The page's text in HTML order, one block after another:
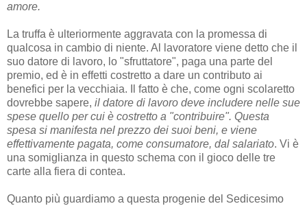
amore.
La truffa è ulteriormente aggravata con la promessa di
qualcosa in cambio di niente. Al lavoratore viene detto che il
suo datore di lavoro, lo "sfruttatore", paga una parte del
premio, ed è in effetti costretto a dare un contributo ai
benefici per la vecchiaia. Il fatto è che, come ogni scolaretto
dovrebbe sapere, il datore di lavoro deve includere nelle sue
spese quello per cui è costretto a "contribuire". Questa
spesa si manifesta nel prezzo dei suoi beni, e viene
effettivamente pagata, come consumatore, dal salariato. Vi è
una somiglianza in questo schema con il gioco delle tre
carte alla fiera di contea.
Quanto più guardiamo a questa progenie del Sedicesimo